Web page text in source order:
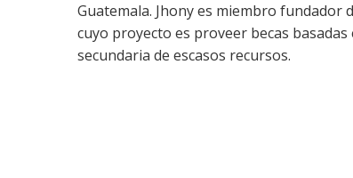
Guatemala. Jhony es miembro fundador
cuyo proyecto es proveer becas
secundaria de escasos recursos.